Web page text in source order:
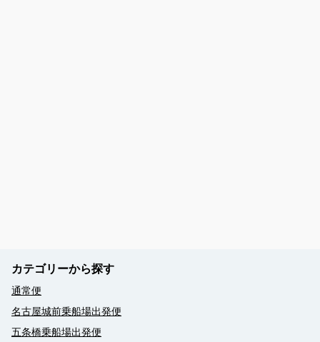
カテゴリーから探す
通常便
名古屋城前乗船場出発便
五条橋乗船場出発便